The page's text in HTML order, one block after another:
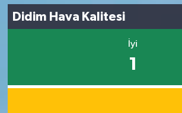
Didim Hava Kalitesi
İyi
1